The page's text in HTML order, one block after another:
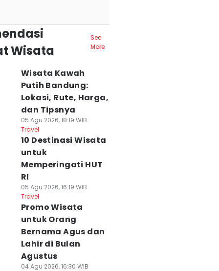
Wisata
See
More
Wisata Kawah
Putih Bandung:
Lokasi, Rute, Harga,
dan Tipsnya
05 Agu 2026, 18:19 WIB
Travel
10 Destinasi Wisata
untuk
Memperingati HUT
RI
05 Agu 2026, 16:19 WIB
Travel
Promo Wisata
untuk Orang
Bernama Agus dan
Lahir di Bulan
Agustus
04 Agu 2026, 16:30 WIB